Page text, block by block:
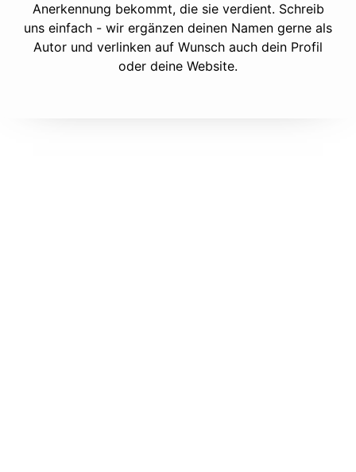
Anerkennung bekommt, die sie verdient. Schreib
uns einfach - wir ergänzen deinen Namen gerne als
Autor und verlinken auf Wunsch auch dein Profil
oder deine Website.